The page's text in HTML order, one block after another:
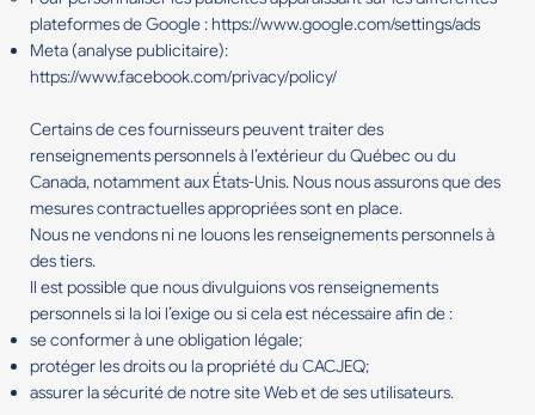
plateformes de Google : https://www.google.com/settings/ads
Meta (analyse publicitaire):
https://www.facebook.com/privacy/policy/
Certains de ces fournisseurs peuvent traiter des
renseignements personnels à l’extérieur du Québec ou du
Canada, notamment aux États-Unis. Nous nous assurons que des
mesures contractuelles appropriées sont en place.
Nous ne vendons ni ne louons les renseignements personnels à
des tiers.
Il est possible que nous divulguions vos renseignements
personnels si la loi l’exige ou si cela est nécessaire afin de :
se conformer à une obligation légale;
protéger les droits ou la propriété du CACJEQ;
assurer la sécurité de notre site Web et de ses utilisateurs.